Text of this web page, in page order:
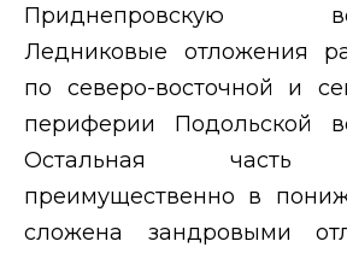
Приднепровскую
Ледниковые отложения
по северо-восточной и
периферии Подольской
Остальная часть
преимущественно в
сложена зандровыми